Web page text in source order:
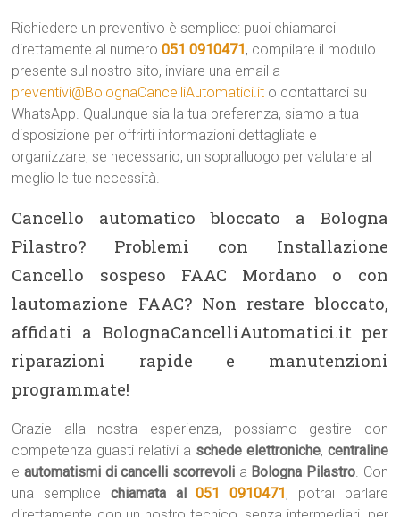
Richiedere un preventivo è semplice: puoi chiamarci
direttamente al numero051 0910471, compilare il modulo
presente sul nostro sito, inviare una email a
preventivi@BolognaCancelliAutomatici.it o contattarci su
WhatsApp. Qualunque sia la tua preferenza, siamo a tua
disposizione per offrirti informazioni dettagliate e
organizzare, se necessario, un sopralluogo per valutare al
meglio le tue necessità.
Cancello automatico bloccato a Bologna
Pilastro? Problemi con Installazione
Cancello sospeso FAAC Mordano o con
lautomazione FAAC? Non restare bloccato,
affidati a BolognaCancelliAutomatici.it per
riparazioni rapide e manutenzioni
programmate!
Grazie alla nostra esperienza, possiamo gestire con
competenza guasti relativi a schede elettroniche, centraline
eautomatismi di cancelli scorrevoli a Bologna Pilastro. Con
una semplice chiamata al051 0910471, potrai parlare